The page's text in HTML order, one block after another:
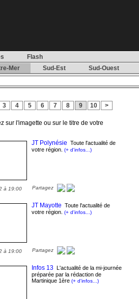
Flash
Mer Sud-Est
Sud-Ouest
3 4 5 6 7 8 9 10 >
sur l'imagette ou sur le titre de votre
JT Polynésie Toute l'actualité de
votre région. (+ d'infos...)
à 19:00 Partagez
JT Mayotte Toute l'actualité de
votre région. (+ d'infos...)
à 19:00 Partagez
Infos 13 L'actualité de la mi-journée
préparée par la rédaction de
Martinique 1ère (+ d'infos...)